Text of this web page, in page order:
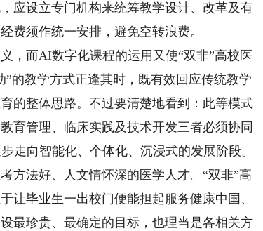
应设立专门机构来统筹教学设计、改革及有
费须作统一安排，避免空转浪费。
而AI数字化课程的运用又使“双非”高校医
的教学方式正逢其时，既有效回应传统教学
的整体思路。不过要清楚地看到：此等模式
育管理、临床实践及技术开发三者必须协同
走向智能化、个体化、沉浸式的发展阶段。
方法好、人文情怀深的医学人才。“双非”高
让毕业生一出校门便能担起服务健康中国、
最珍贵、最确定的目标，也理当是各相关方